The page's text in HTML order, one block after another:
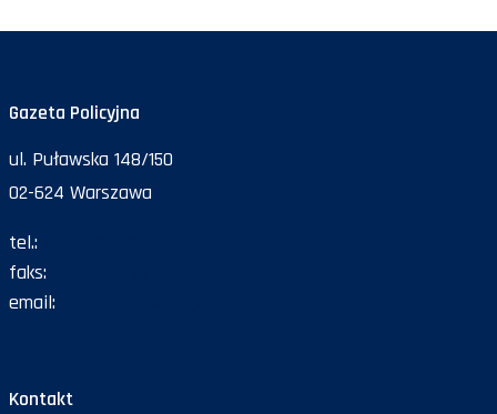
Gazeta Policyjna
ul. Puławska 148/150
02-624 Warszawa
tel.:
faks:
email:
Kontakt